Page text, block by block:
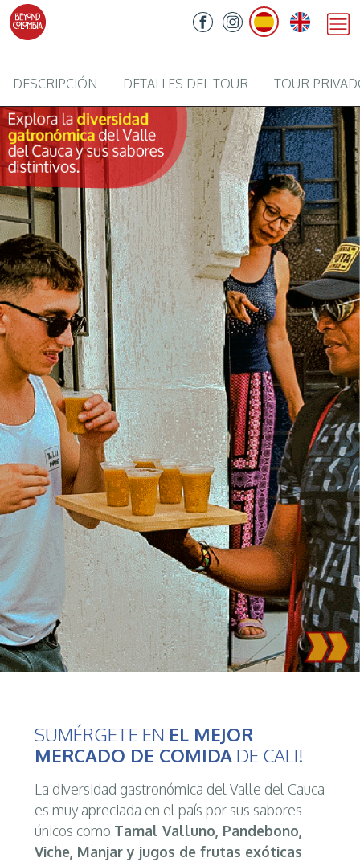
DESCRIPCIÓN DETALLES DEL TOUR TOUR
SUMÉRGETE EN EL MEJOR
MERCADO DE COMIDADE CALI!
La diversidad gastronómica del Valle del Cauca
es muy apreciada en el país por sus sabores
únicos como Tamal Valluno, Pandebono,
Viche, Manjar y jugos de frutas exóticas